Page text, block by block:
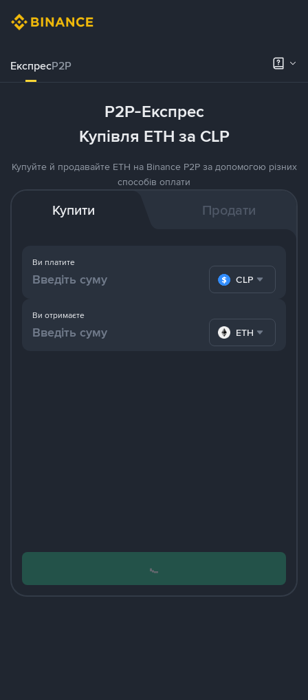
ЕкспресP2P
P2P-Експрес
Купівля ETH за CLP
Купуйте й продавайте ETH на Binance P2P за допомогою різних
способів оплати
Купити Продати
Ви платите
CLP
Ви отримаєте
ETH